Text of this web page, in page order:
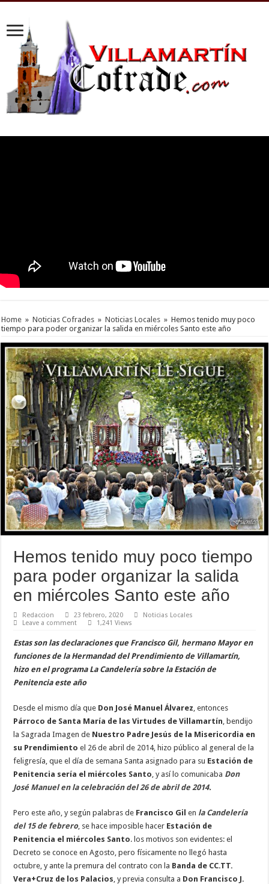
Home » Noticias Cofrades » Noticias Locales » Hemos tenido muy poco
tiempo para poder organizar la salida en miércoles Santo este año
Hemos tenido muy poco tiempo
para poder organizar la salida
en miércoles Santo este año
Redaccion 23 febrero, 2020
Noticias Locales
Leave a comment
1,241 Views
Estas son las declaraciones que Francisco Gil, hermano Mayor en
funciones de la Hermandad del Prendimiento de Villamartín,
hizo en el programa La Candelería sobre la Estación de
Penitencia este año
Desde el mismo día que Don José Manuel Álvarez , entonces
Párroco de Santa María de las Virtudes de Villamartín , bendijo
la Sagrada Imagen de Nuestro Padre Jesús de la Misericordia en
su Prendimiento el 26 de abril de 2014, hizo público al general de la
feligresía, que el día de semana Santa asignado para su Estación de
Penitencia sería el miércoles Santo , y así lo comunicaba Don
José Manuel en la celebración del 26 de abril de 2014.
Pero este año, y según palabras de Francisco Gil en la Candelería
del 15 de febrero, se hace imposible hacer Estación de
Penitencia el miércoles Santo. los motivos son evidentes: el
Decreto se conoce en Agosto, pero físicamente no llegó hasta
octubre, y ante la premura del contrato con la Banda de CC.TT.
Vera+Cruz de los Palacios , y previa consulta a Don Francisco J.